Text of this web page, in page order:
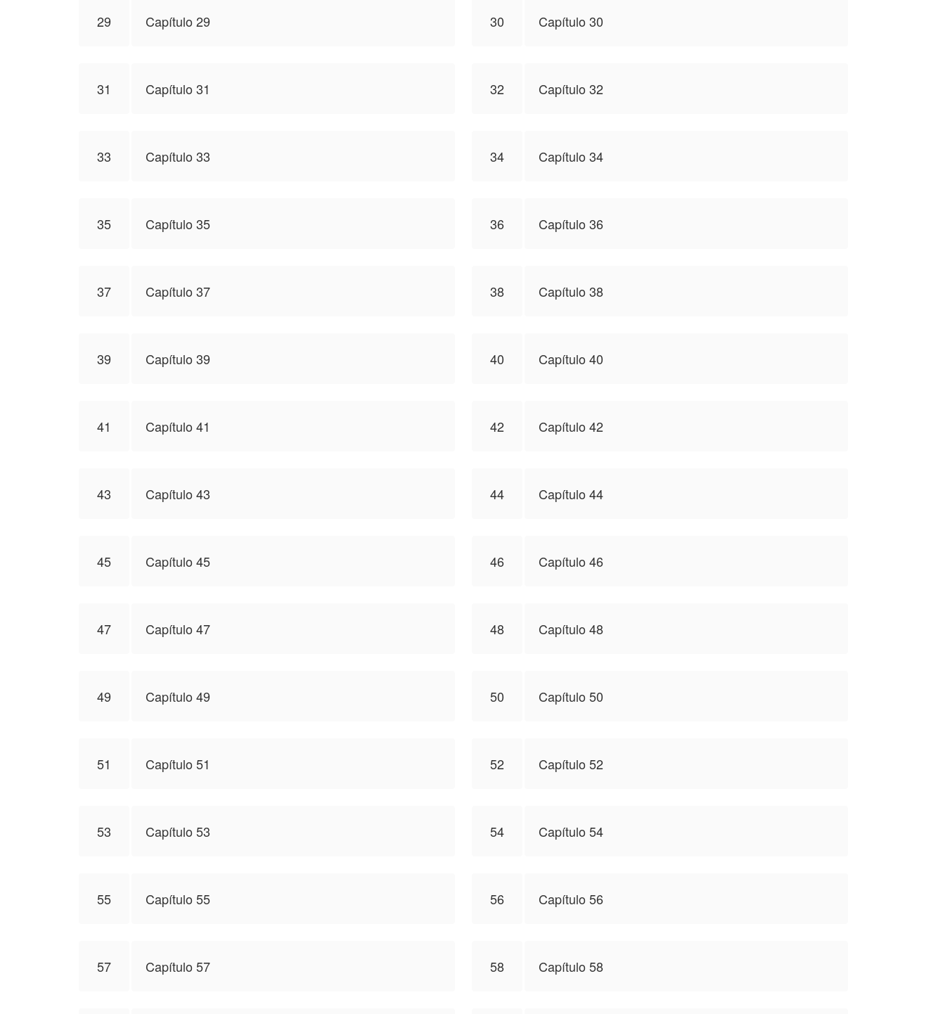
29 Capítulo 29 30 Capítulo 30
31 Capítulo 31 32 Capítulo 32
33 Capítulo 33 34 Capítulo 34
35 Capítulo 35 36 Capítulo 36
37 Capítulo 37 38 Capítulo 38
39 Capítulo 39 40 Capítulo 40
41 Capítulo 41 42 Capítulo 42
43 Capítulo 43 44 Capítulo 44
45 Capítulo 45 46 Capítulo 46
47 Capítulo 47 48 Capítulo 48
49 Capítulo 49 50 Capítulo 50
51 Capítulo 51 52 Capítulo 52
53 Capítulo 53 54 Capítulo 54
55 Capítulo 55 56 Capítulo 56
57 Capítulo 57 58 Capítulo 58